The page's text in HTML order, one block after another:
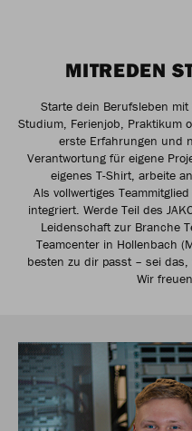
MITREDEN
Starte dein Berufsleben
Studium, Ferienjob, Praktikum
erste Erfahrungen und
Verantwortung für eigene
eigenes T-Shirt, arbeite
Als vollwertiges
integriert. Werde Teil des
Leidenschaft zur Branche
Teamcenter in Hollenbach
besten zu dir passt – sei
Wir